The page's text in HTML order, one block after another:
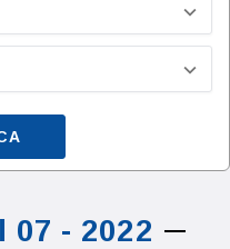
07 - 2022